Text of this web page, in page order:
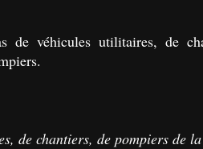
véhicules utilitaires, de
de chantiers, de pompiers de